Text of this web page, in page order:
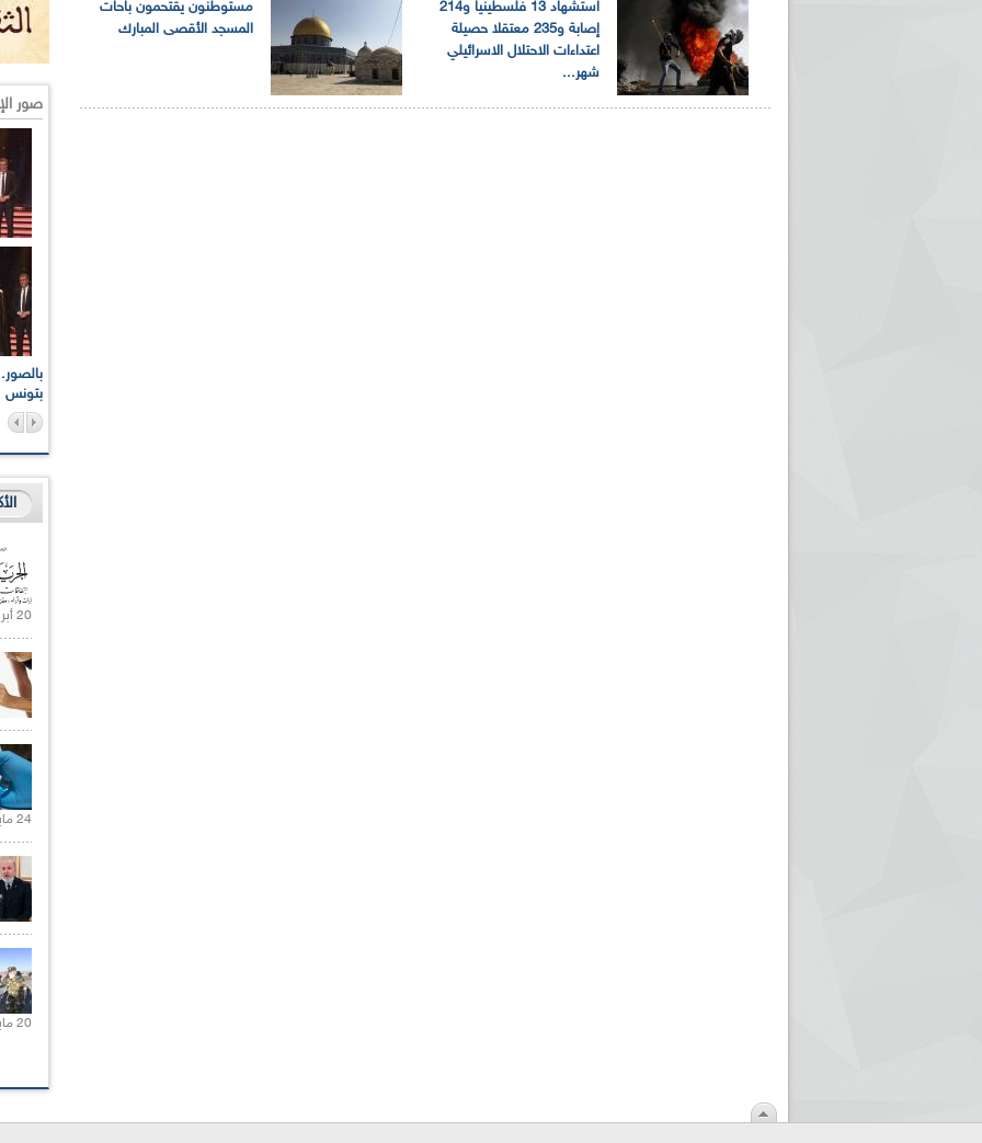
مستوطنون يقتحمون باحات
المسجد الأقصى المبارك
استشهاد 13 فلسطينيا و214
إصابة و235 معتقلا حصيلة
اعتداءات الاحتلال الاسرائيلي
شهر...
صور
بتونس
20 أبريل 2021 |
24 مايو 2021 |
20 مايو 2021 |